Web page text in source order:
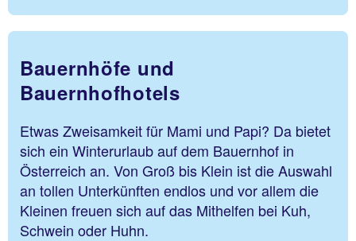
Bauernhöfe und
Bauernhofhotels
Etwas Zweisamkeit für Mami und Papi? Da bietet
sich ein Winterurlaub auf dem Bauernhof in
Österreich an. Von Groß bis Klein ist die Auswahl
an tollen Unterkünften endlos und vor allem die
Kleinen freuen sich auf das Mithelfen bei Kuh,
Schwein oder Huhn.